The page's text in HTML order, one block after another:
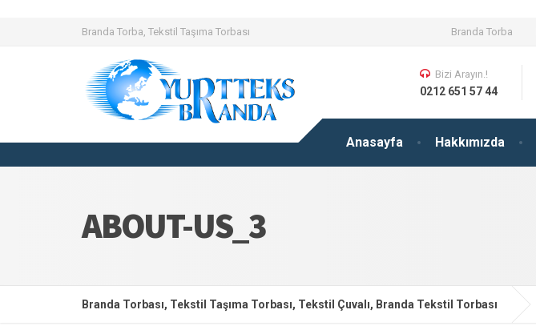
Branda Torba, Tekstil Taşıma Torbası Branda Torba
Anasayfa Hakkımızda
Bizi Arayın.!
0212 651 57 44
ABOUT-US_3
Branda Torbası, Tekstil Taşıma Torbası, Tekstil Çuvalı, Branda Tekstil Torbası